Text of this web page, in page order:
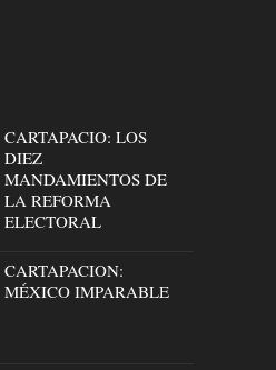
CARTAPACIO: LOS
DIEZ
MANDAMIENTOS DE
LA REFORMA
ELECTORAL
CARTAPACION:
MÉXICO IMPARABLE